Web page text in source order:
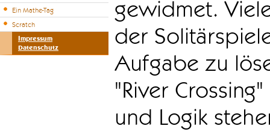
Ein Mathe-Tag
Scratch
Impressum
Datenschutz
gewidmet.
der
Aufgabe zu
"River
und Logik